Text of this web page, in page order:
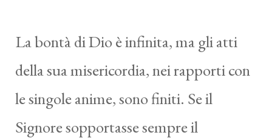
La bontà di Dio è infinita, ma gli atti
della sua misericordia, nei rapporti con
le singole anime, sono finiti. Se il
Signore sopportasse sempre il